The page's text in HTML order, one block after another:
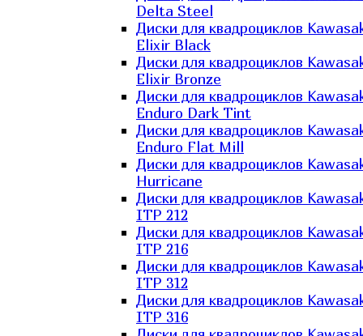
Delta Steel
Диски для квадроциклов
Elixir Black
Диски для квадроциклов
Elixir Bronze
Диски для квадроциклов
Enduro Dark Tint
Диски для квадроциклов
Enduro Flat Mill
Диски для квадроциклов
Hurricane
Диски для квадроциклов
ITP 212
Диски для квадроциклов
ITP 216
Диски для квадроциклов
ITP 312
Диски для квадроциклов
ITP 316